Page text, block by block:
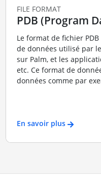
FILE FORMAT
PDB (Program
Le format de fichier
de données utilisé par
sur Palm, et les
etc. Ce format de
données comme par
En savoir plus